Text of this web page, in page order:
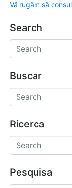
Vă rugăm să
Search
Buscar
Ricerca
Pesquisa